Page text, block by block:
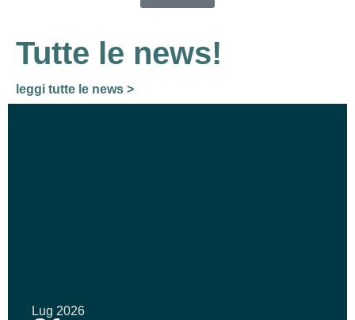
Tutte le news!
leggi tutte le news >
Lug 2026